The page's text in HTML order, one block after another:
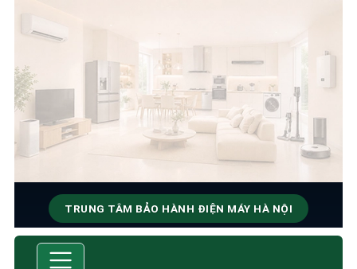
TRUNG TÂM BẢO HÀNH ĐIỆN MÁY HÀ NỘI
SỬA CHỮA & BẢO HÀNH NIKKO